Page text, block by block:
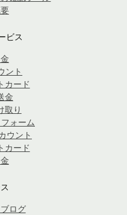
ビス
ント
カード
金
取り
ォーム
ウント
カード
ログ